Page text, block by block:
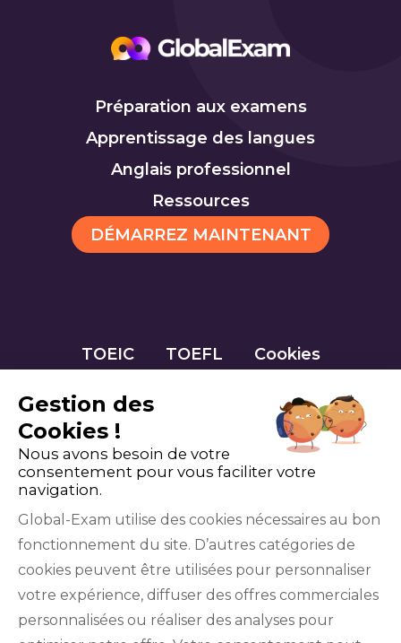
Préparation aux examens
Apprentissage des langues
Anglais professionnel
Ressources
DÉMARREZ MAINTENANT
TOEIC TOEFL Cookies
YouTube
Gestion des
Cookies !
Nous avons besoin de votre
consentement pour vous faciliter votre
navigation.
Global-Exam utilise des cookies nécessaires au bon
fonctionnement du site. D’autres catégories de
cookies peuvent être utilisées pour personnaliser
votre expérience, diffuser des offres commerciales
personnalisées ou réaliser des analyses pour